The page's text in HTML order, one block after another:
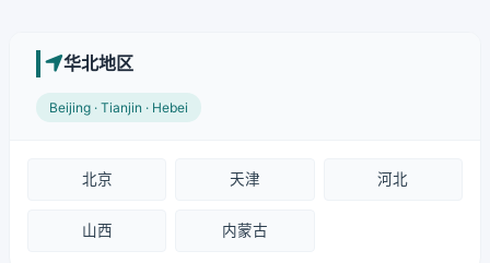
华北地区
Beijing · Tianjin · Hebei
北京 天津 河北
山西 内蒙古